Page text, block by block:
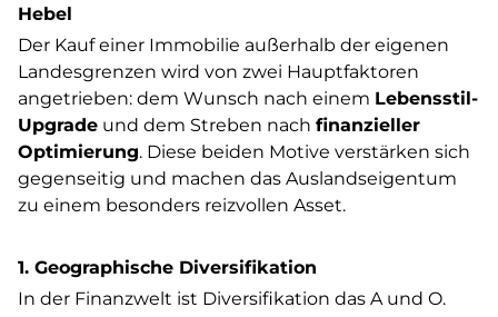
Hebel
Der Kauf einer Immobilie außerhalb der eigenen
Landesgrenzen wird von zwei Hauptfaktoren
angetrieben: dem Wunsch nach einem Lebensstil-
Upgrade und dem Streben nach finanzieller
Optimierung. Diese beiden Motive verstärken sich
gegenseitig und machen das Auslandseigentum
zu einem besonders reizvollen Asset.
1. Geographische Diversifikation
In der Finanzwelt ist Diversifikation das A und O.